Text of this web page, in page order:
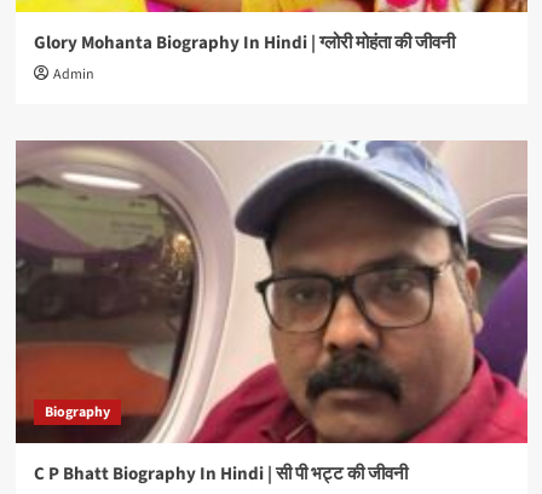
Glory Mohanta Biography In Hindi | ग्लोरी मोहंता की जीवनी
Admin
Biography
C P Bhatt Biography In Hindi | सी पी भट्ट की जीवनी